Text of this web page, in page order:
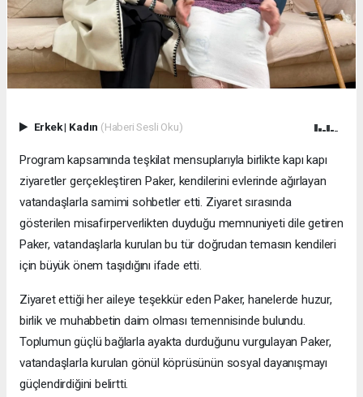
Erkek| Kadın (Haberi Sesli Oku)
Program kapsamında teşkilat mensuplarıyla birlikte kapı kapı
ziyaretler gerçekleştiren Paker, kendilerini evlerinde ağırlayan
vatandaşlarla samimi sohbetler etti. Ziyaret sırasında
gösterilen misafirperverlikten duyduğu memnuniyeti dile getiren
Paker, vatandaşlarla kurulan bu tür doğrudan temasın kendileri
için büyük önem taşıdığını ifade etti.
Ziyaret ettiği her aileye teşekkür eden Paker, hanelerde huzur,
birlik ve muhabbetin daim olması temennisinde bulundu.
Toplumun güçlü bağlarla ayakta durduğunu vurgulayan Paker,
vatandaşlarla kurulan gönül köprüsünün sosyal dayanışmayı
güçlendirdiğini belirtti.